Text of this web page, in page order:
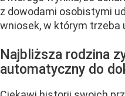
z dowodami osobistymi
wniosek, w którym trzeba
Najbliższa rodzina
automatyczny do